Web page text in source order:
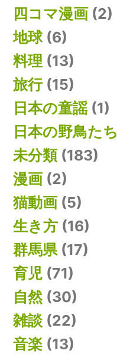
四コマ漫画 (2)
地球(6)
料理 (13)
旅行(15)
日本の童謡(1)
日本の野鳥たち
未分類(183)
漫画 (2)
猫動画 (5)
生き方 (16)
群馬県(17)
育児 (71)
自然(30)
雑談 (22)
音楽 (13)